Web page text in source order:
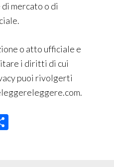
mercato o di
o atto ufficiale e
i diritti di cui
puoi rivolgerti